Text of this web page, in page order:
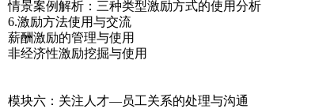
情景案例解析：三种类型激励方式的使用分析
6.激励方法使用与交流
薪酬激励的管理与使用
非经济性激励挖掘与使用
模块六：关注人才—员工关系的处理与沟通